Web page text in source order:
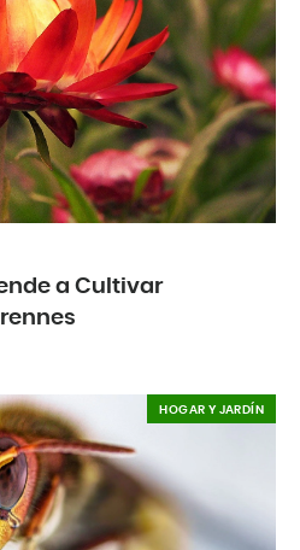
a Cultivar
HOGAR Y JARDÍN